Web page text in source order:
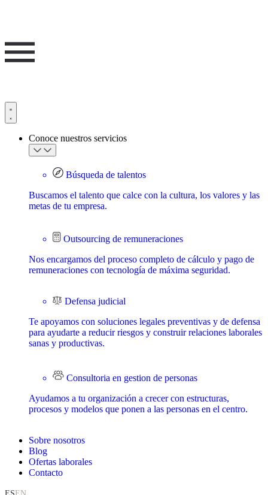
Conoce nuestros servicios
Búsqueda de talentos
Buscamos el talento que calce con la cultura, los valores y las
metas de tu empresa.
Outsourcing de remuneraciones
Nos encargamos del proceso completo de cálculo y pago de
remuneraciones con tecnología de máxima seguridad.
Defensa judicial
Te apoyamos con soluciones legales preventivas y de defensa
para ayudarte a reducir riesgos y construir relaciones laborales
sanas y productivas.
Consultoria en gestion de personas
Ayudamos a tu organización a crecer con estructuras,
procesos y modelos que ponen a las personas en el centro.
Sobre nosotros
Blog
Ofertas laborales
Contacto